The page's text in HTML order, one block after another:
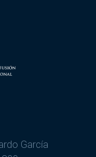
García